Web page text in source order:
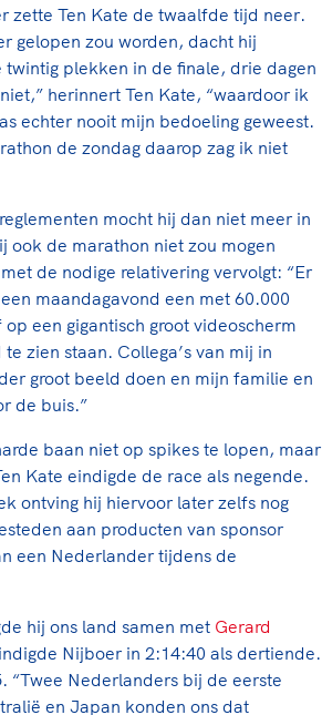
zette Ten Kate de twaalfde tijd neer.
gelopen zou worden, dacht hij
plekken in de finale, drie dagen
herinnert Ten Kate, “waardoor ik
echter nooit mijn bedoeling geweest.
de zondag daarop zag ik niet
mocht hij dan niet meer in
ook de marathon niet zou mogen
de nodige relativering vervolgt: “Er
maandagavond een met 60.000
een gigantisch groot videoscherm
zien staan. Collega’s van mij in
groot beeld doen en mijn familie en
de buis.”
baan niet op spikes te lopen, maar
Kate eindigde de race als negende.
ontving hij hiervoor later zelfs nog
aan producten van sponsor
een Nederlander tijdens de
hij ons land samen met Gerard
Nijboer in 2:14:40 als dertiende.
“Twee Nederlanders bij de eerste
en Japan konden ons dat